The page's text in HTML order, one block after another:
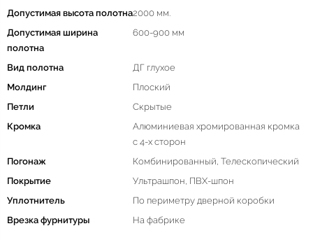
Допустимая высота полотна2000 мм.
Допустимая ширина
полотна
600-900 мм
Вид полотна
ДГ глухое
Молдинг
Плоский
Петли
Скрытые
Кромка
Алюминиевая хромированная кромка
с 4-х сторон
Погонаж
Комбинированный, Телескопический
Покрытие
Ультрашпон, ПВХ-шпон
Уплотнитель
По периметру дверной коробки
Врезка фурнитуры
На фабрике